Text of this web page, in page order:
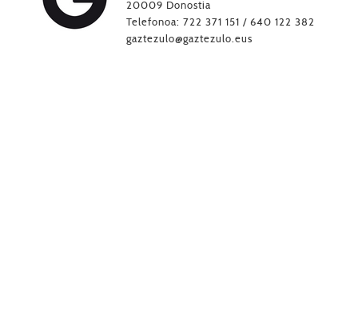
20009 Donostia
Telefonoa: 722 371 151 / 640 122 382
gaztezulo@gaztezulo.eus